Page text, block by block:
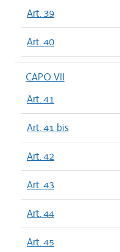
Art. 39
Art. 40
CAPO VII
Art. 41
Art. 41 bis
Art. 42
Art. 43
Art. 44
Art. 45